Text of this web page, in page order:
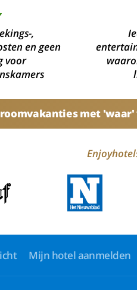
,
en geen
voor
met
Mijn hotel aanmelden